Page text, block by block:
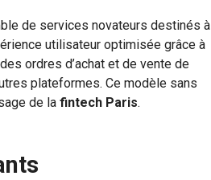
de services novateurs destinés à
utilisateur optimisée grâce à
ordres d’achat et de vente de
plateformes. Ce modèle sans
de la fintech Paris.